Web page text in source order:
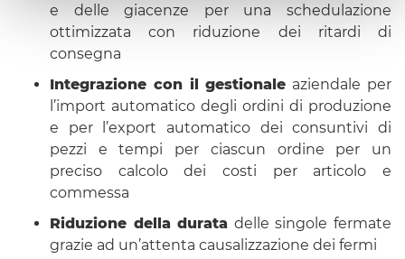
e delle giacenze per una schedulazione
ottimizzata con riduzione dei ritardi di
consegna
Integrazione con il gestionale aziendale per
l’import automatico degli ordini di produzione
e per l’export automatico dei consuntivi di
pezzi e tempi per ciascun ordine per un
preciso calcolo dei costi per articolo e
commessa
Riduzione della durata delle singole fermate
grazie ad un’attenta causalizzazione dei fermi